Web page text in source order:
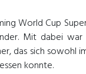
World Cup
Mit dabei
das sich sowohl
konnte.